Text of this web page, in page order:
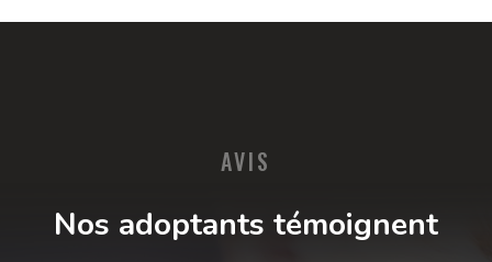
AVIS
Nos adoptants témoignent